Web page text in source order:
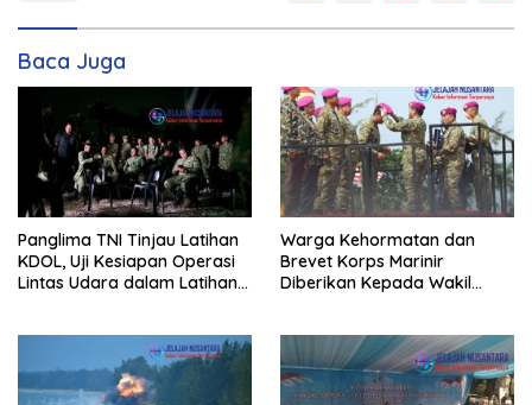
Baca Juga
Panglima TNI Tinjau Latihan
KDOL, Uji Kesiapan Operasi
Lintas Udara dalam Latihan
Warga Kehormatan dan
Brevet Korps Marinir
Diberikan Kepada Wakil